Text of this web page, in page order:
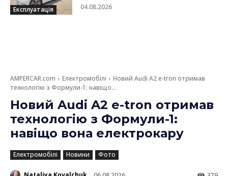
Експлуатація 04.08.2026